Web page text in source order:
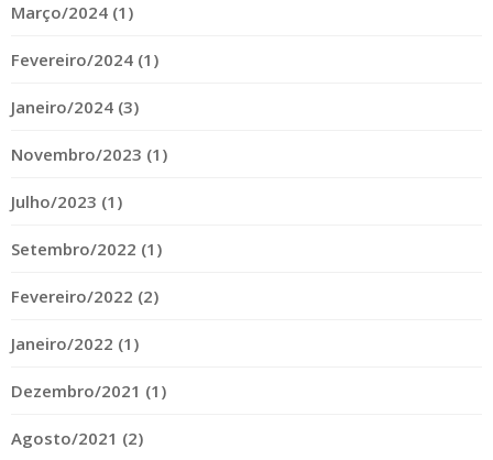
Março/2024 (1)
Fevereiro/2024 (1)
Janeiro/2024 (3)
Novembro/2023 (1)
Julho/2023 (1)
Setembro/2022 (1)
Fevereiro/2022 (2)
Janeiro/2022 (1)
Dezembro/2021 (1)
Agosto/2021 (2)